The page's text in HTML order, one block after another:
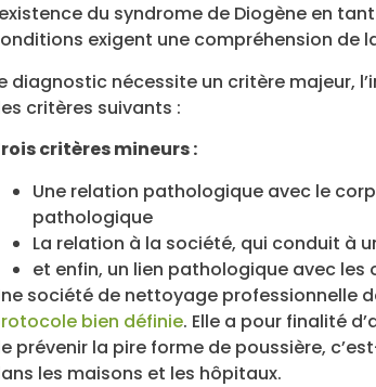
du syndrome de Diogène en
exigent une compréhension de
diagnostic nécessite un critère majeur,
critères suivants :
critères mineurs :
Une relation pathologique avec le
pathologique
La relation à la société, qui conduit à
et enfin, un lien pathologique avec les
société de nettoyage professionnelle
bien définie. Elle a pour finalité
prévenir la pire forme de poussière,
les maisons et les hôpitaux.